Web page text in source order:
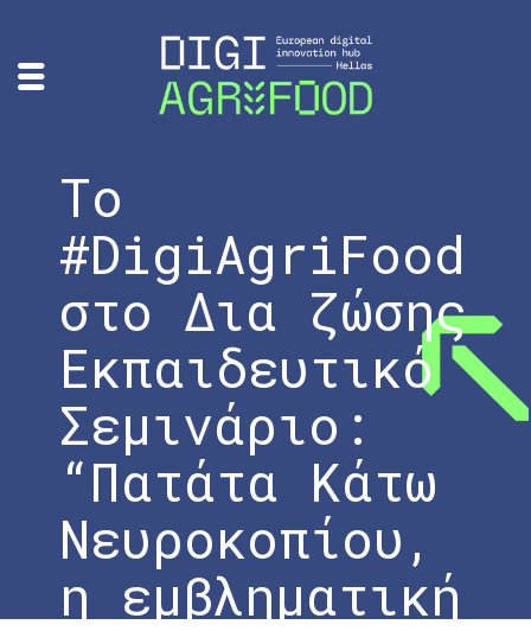
Το
#DigiAgriFood
στο Δια ζώσης
Εκπαιδευτικό
Σεμινάριο:
“Πατάτα Κάτω
Νευροκοπίου,
η εμβληματική